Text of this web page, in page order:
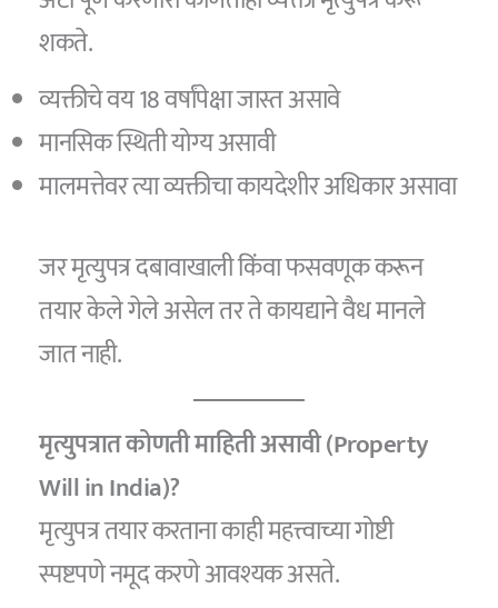
शकते.
व्यक्तीचे वय 18 वर्षांपेक्षा जास्त असावे
मानसिक स्थिती योग्य असावी
मालमत्तेवर त्या व्यक्तीचा कायदेशीर अधिकार असावा
जर मृत्युपत्र दबावाखाली किंवा फसवणूक करून
तयार केले गेले असेल तर ते कायद्याने वैध मानले
जात नाही.
मृत्युपत्रात कोणती माहिती असावी (Property
Will in India)?
मृत्युपत्र तयार करताना काही महत्त्वाच्या गोष्टी
स्पष्टपणे नमूद करणे आवश्यक असते.